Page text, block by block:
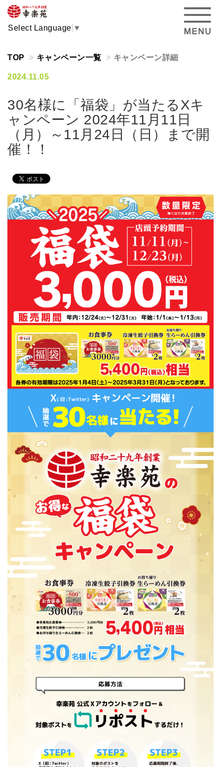
Select Language ▼
TOP キャンペーン一覧 キャンペーン詳細
2024.11.05
30名様に「福袋」が当たるXキ
ャンペーン 2024年11月11日
（月）～11月24日（日）まで開
催！！